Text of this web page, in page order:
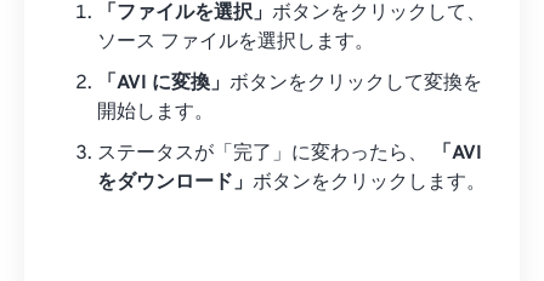
「ファイルを選択」 ボタンをクリックして、
ソース ファイルを選択します。
「AVI に変換」 ボタンをクリックして変換を
開始します。
ステータスが「完了」に変わったら、
「AVI
をダウンロード」 ボタンをクリックします。